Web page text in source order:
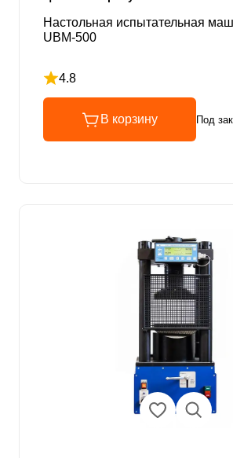
Настольная испытательная
UBM-500
4.8
Рейтинг 4.8 из 5
В корзину Под